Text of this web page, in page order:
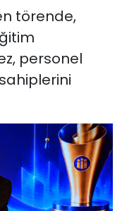
törende,
personel